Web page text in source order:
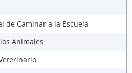
de Caminar a la Escuela
Animales